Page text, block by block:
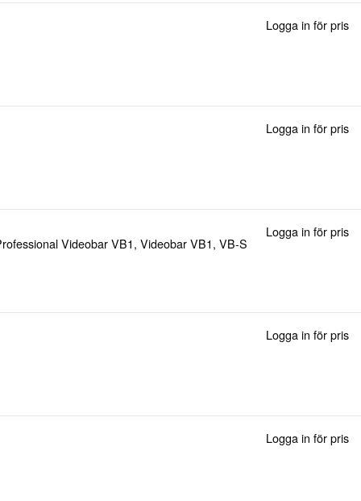
Logga in för pris
Logga in för pris
Videobar VB1, Videobar VB1, VB-S
Logga in för pris
Logga in för pris
Logga in för pris